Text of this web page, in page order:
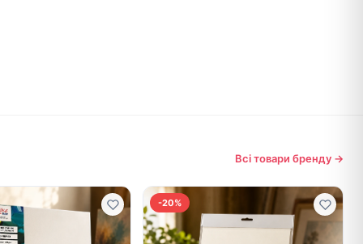
Всі товари бренду →
-20%